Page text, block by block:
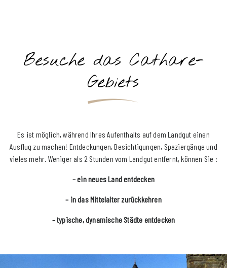
SUCHEN
Besuche das Cathare-
Gebiets
Es ist möglich, während Ihres Aufenthalts auf dem Landgut einen
Ausflug zu machen! Entdeckungen, Besichtigungen, Spaziergänge und
vieles mehr. Weniger als 2 Stunden vom Landgut entfernt, können Sie :
– ein neues Land entdecken
– in das Mittelalter zurückkehren
– typische, dynamische Städte entdecken